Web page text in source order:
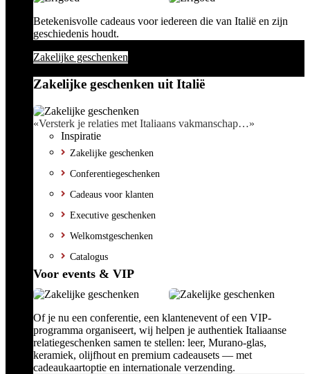
Betekenisvolle cadeaus voor iedereen die van Italië en zijn
geschiedenis houdt.
Zakelijke geschenken
Zakelijke geschenken uit Italië
«Versterk je relaties met Italiaans vakmanschap…»
Inspiratie
Zakelijke geschenken
Conferentiegeschenken
Cadeaus voor klanten
Executive geschenken
Welkomstgeschenken
Catalogus
Voor events & VIP
Of je nu een conferentie, een klantenevent of een VIP-
programma organiseert, wij helpen je authentiek Italiaanse
relatiegeschenken samen te stellen: leer, Murano-glas,
keramiek, olijfhout en premium cadeausets — met
cadeaukaartoptie en internationale verzending.